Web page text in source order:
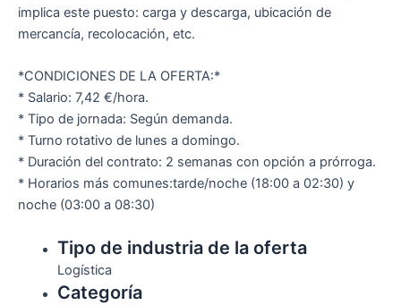
implica este puesto: carga y descarga, ubicación de
mercancía, recolocación, etc.
*CONDICIONES DE LA OFERTA:*
* Salario: 7,42 €/hora.
* Tipo de jornada: Según demanda.
* Turno rotativo de lunes a domingo.
* Duración del contrato: 2 semanas con opción a prórroga.
* Horarios más comunes:tarde/noche (18:00 a 02:30) y
noche (03:00 a 08:30)
Tipo de industria de la oferta
Logística
Categoría